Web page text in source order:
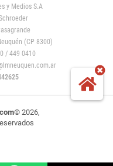
y Medios S.A
(CP 8300)
/ 449 0410
© 2026,